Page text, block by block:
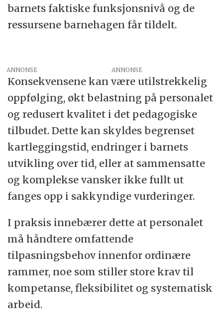
barnets faktiske funksjonsnivå og de
ressursene barnehagen får tildelt.
ANNONSE
Konsekvensene kan være utilstrekkelig
oppfølging, økt belastning på personalet
og redusert kvalitet i det pedagogiske
tilbudet. Dette kan skyldes begrenset
kartleggingstid, endringer i barnets
utvikling over tid, eller at sammensatte
og komplekse vansker ikke fullt ut
fanges opp i sakkyndige vurderinger.
I praksis innebærer dette at personalet
må håndtere omfattende
tilpasningsbehov innenfor ordinære
rammer, noe som stiller store krav til
kompetanse, fleksibilitet og systematisk
arbeid.